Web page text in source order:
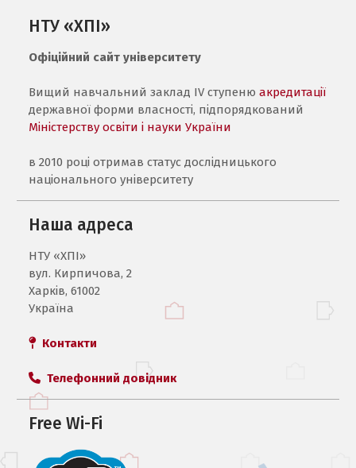
НТУ «ХПІ»
Офіційний сайт університету
Вищий навчальний заклад IV ступенюакредитації
державної форми власності, підпорядкований
Міністерству освіти і науки України
в 2010 році отримав статус дослідницького
національного університету
Наша адреса
НТУ «ХПI»
вул. Кирпичова, 2
Харків, 61002
Україна
Контакти
Телефонний довідник
Free Wi-Fi